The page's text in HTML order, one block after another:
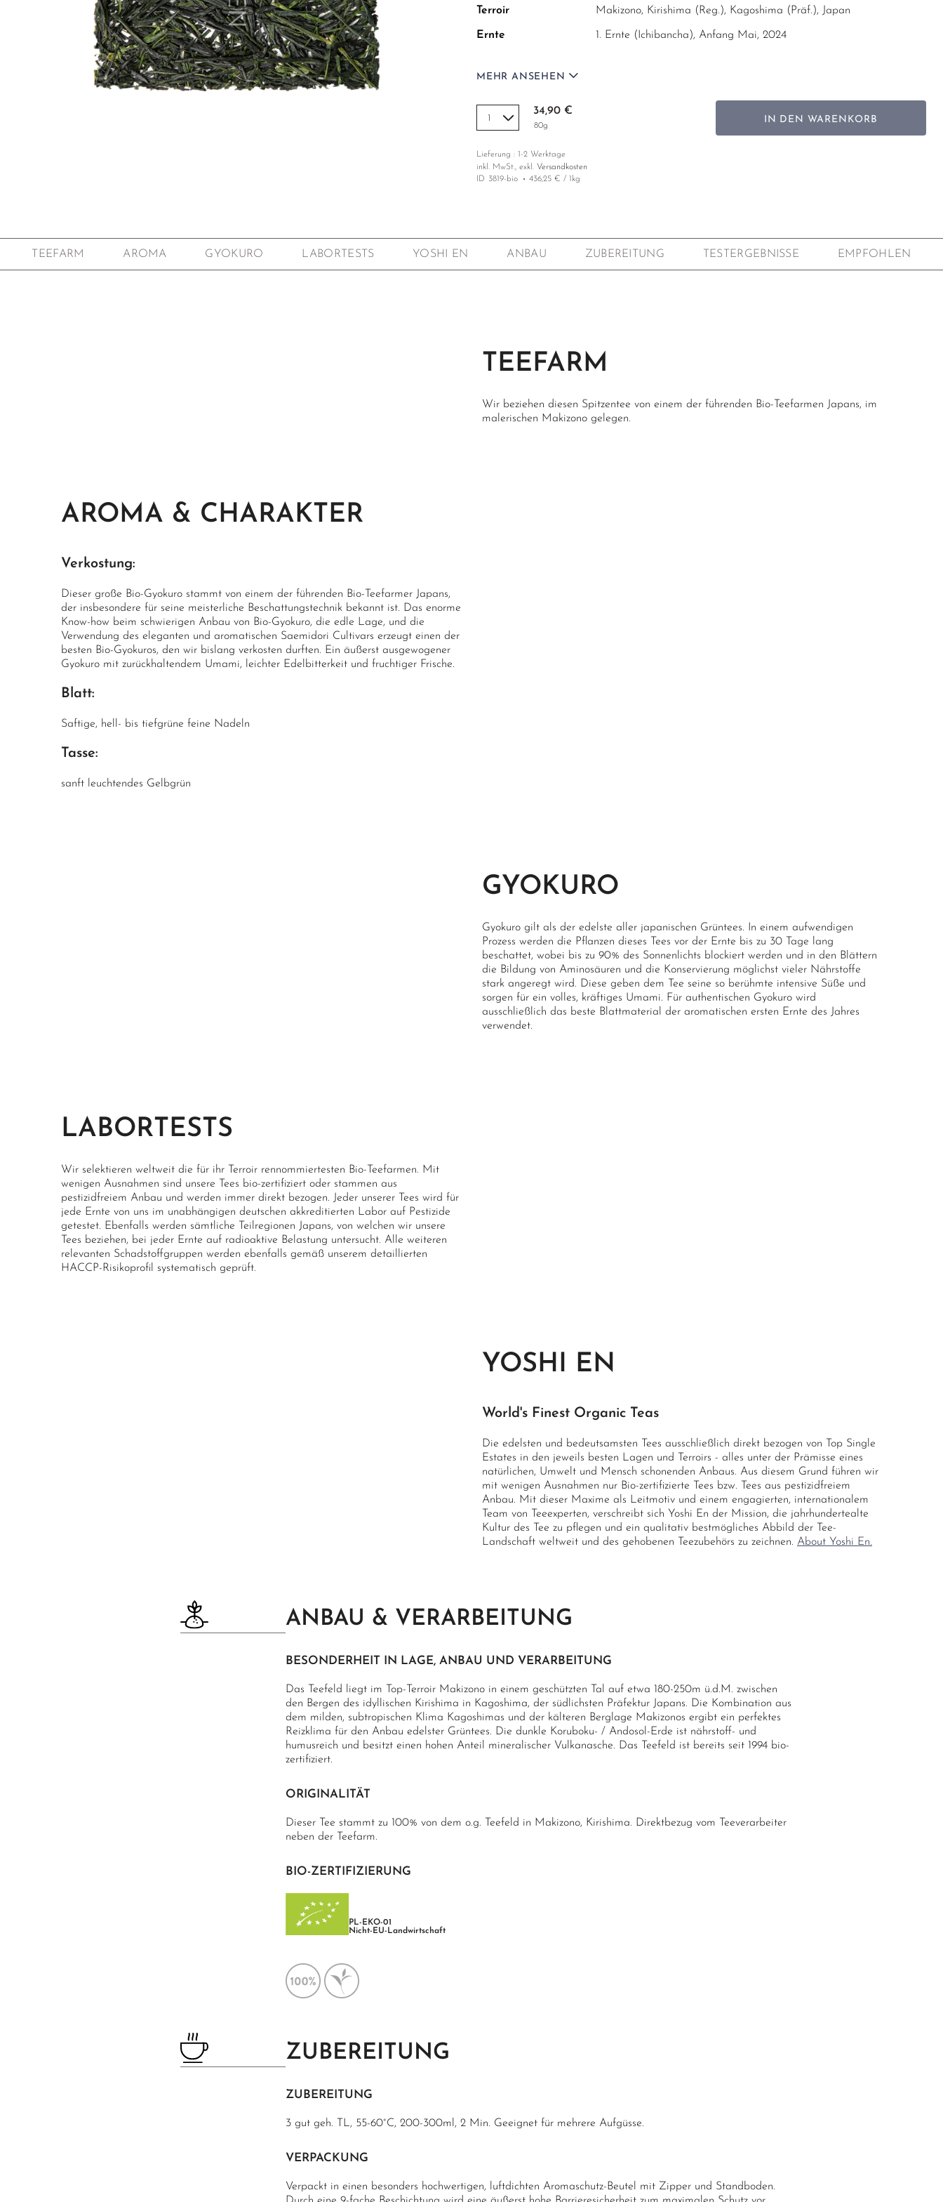
Zum Anfang der Bildgalerie springen
Terroir Makizono, Kirishima (Reg.), Kagoshima (Präf.), Japan
Ernte 1. Ernte (Ichibancha), Anfang Mai, 2024
Dämpfung
Beschattung
Anbau
Labortests
MEHR ANSEHEN
34,90 €
80g
IN DEN WARENKORB
Lieferung : 1-2 Werktage
inkl. MwSt., exkl. Versandkosten
ID 3819-bio 436,25 € / 1kg
TEEFARM AROMA GYOKURO LABORTESTS YOSHI EN ANBAU ZUBEREITUNG TESTERGEBNISSE EMPFOHLEN
TEEFARM
Wir beziehen diesen Spitzentee von einem der führenden Bio-Teefarmen Japans, im
malerischen Makizono gelegen.
AROMA & CHARAKTER
Verkostung:
Dieser große Bio-Gyokuro stammt von einem der führenden Bio-Teefarmer Japans,
der insbesondere für seine meisterliche Beschattungstechnik bekannt ist. Das enorme
Know-how beim schwierigen Anbau von Bio-Gyokuro, die edle Lage, und die
Verwendung des eleganten und aromatischen Saemidori Cultivars erzeugt einen der
besten Bio-Gyokuros, den wir bislang verkosten durften. Ein äußerst ausgewogener
Gyokuro mit zurückhaltendem Umami, leichter Edelbitterkeit und fruchtiger Frische.
Blatt:
Saftige, hell- bis tiefgrüne feine Nadeln
Tasse:
sanft leuchtendes Gelbgrün
GYOKURO
Gyokuro gilt als der edelste aller japanischen Grüntees. In einem aufwendigen
Prozess werden die Pflanzen dieses Tees vor der Ernte bis zu 30 Tage lang
beschattet, wobei bis zu 90% des Sonnenlichts blockiert werden und in den Blättern
die Bildung von Aminosäuren und die Konservierung möglichst vieler Nährstoffe
stark angeregt wird. Diese geben dem Tee seine so berühmte intensive Süße und
sorgen für ein volles, kräftiges Umami. Für authentischen Gyokuro wird
ausschließlich das beste Blattmaterial der aromatischen ersten Ernte des Jahres
verwendet.
LABORTESTS
Wir selektieren weltweit die für ihr Terroir rennommiertesten Bio-Teefarmen. Mit
wenigen Ausnahmen sind unsere Tees bio-zertifiziert oder stammen aus
pestizidfreiem Anbau und werden immer direkt bezogen. Jeder unserer Tees wird für
jede Ernte von uns im unabhängigen deutschen akkreditierten Labor auf Pestizide
getestet. Ebenfalls werden sämtliche Teilregionen Japans, von welchen wir unsere
Tees beziehen, bei jeder Ernte auf radioaktive Belastung untersucht. Alle weiteren
relevanten Schadstoffgruppen werden ebenfalls gemäß unserem detaillierten
HACCP-Risikoprofil systematisch geprüft.
YOSHI EN
World's Finest Organic Teas
Die edelsten und bedeutsamsten Tees ausschließlich direkt bezogen von Top Single
Estates in den jeweils besten Lagen und Terroirs - alles unter der Prämisse eines
natürlichen, Umwelt und Mensch schonenden Anbaus. Aus diesem Grund führen wir
mit wenigen Ausnahmen nur Bio-zertifizierte Tees bzw. Tees aus pestizidfreiem
Anbau. Mit dieser Maxime als Leitmotiv und einem engagierten, internationalem
Team von Teeexperten, verschreibt sich Yoshi En der Mission, die jahrhundertealte
Kultur des Tee zu pflegen und ein qualitativ bestmögliches Abbild der Tee-
Landschaft weltweit und des gehobenen Teezubehörs zu zeichnen. About Yoshi En.
ANBAU & VERARBEITUNG
BESONDERHEIT IN LAGE, ANBAU UND VERARBEITUNG
Das Teefeld liegt im Top-Terroir Makizono in einem geschützten Tal auf etwa 180-250m ü.d.M. zwischen
den Bergen des idyllischen Kirishima in Kagoshima, der südlichsten Präfektur Japans. Die Kombination aus
dem milden, subtropischen Klima Kagoshimas und der kälteren Berglage Makizonos ergibt ein perfektes
Reizklima für den Anbau edelster Grüntees. Die dunkle Koruboku- / Andosol-Erde ist nährstoff- und
humusreich und besitzt einen hohen Anteil mineralischer Vulkanasche. Das Teefeld ist bereits seit 1994 bio-
zertifiziert.
ORIGINALITÄT
Dieser Tee stammt zu 100% von dem o.g. Teefeld in Makizono, Kirishima. Direktbezug vom Teeverarbeiter
neben der Teefarm.
BIO-ZERTIFIZIERUNG
PL-EKO-01
Nicht-EU-Landwirtschaft
ZUBEREITUNG
ZUBEREITUNG
3 gut geh. TL, 55-60°C, 200-300ml, 2 Min. Geeignet für mehrere Aufgüsse.
VERPACKUNG
Verpackt in einen besonders hochwertigen, luftdichten Aromaschutz-Beutel mit Zipper und Standboden.